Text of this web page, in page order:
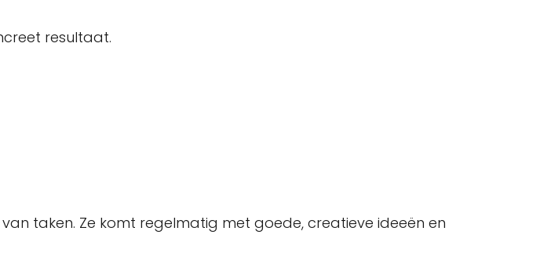
resultaat.
taken. Ze komt regelmatig met goede, creatieve ideeën en